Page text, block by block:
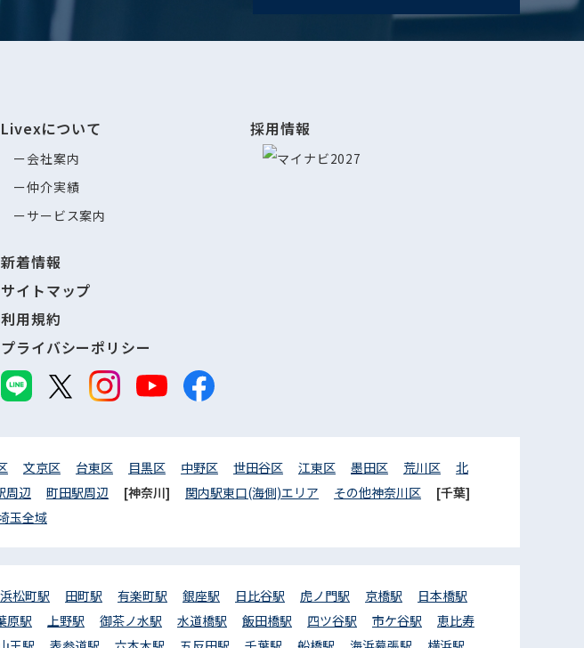
Livexについて
会社案内
仲介実績
サービス案内
新着情報
サイトマップ
利用規約
プライバシーポリシー
採用情報
文京区 台東区 目黒区 中野区 世田谷区 江東区 墨田区 荒川区
北
周辺 町田駅周辺 [神奈川] 関内駅東口(海側)エリア その他神奈川区
[千葉]
玉全域
浜松町駅 田町駅 有楽町駅 銀座駅 日比谷駅 虎ノ門駅 京橋駅
日本橋駅
原駅 上野駅 御茶ノ水駅 水道橋駅 飯田橋駅 四ツ谷駅 市ケ谷駅
恵比寿